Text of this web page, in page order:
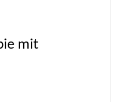
mit